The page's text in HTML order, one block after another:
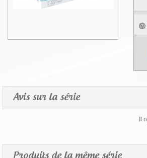
Avis sur la série
Il
Produits de la même série